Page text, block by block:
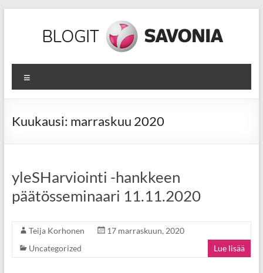
yleSHarviointi
–
2020
arviointia
Kuukausi: marraskuu 2020
yleSHarviointi -hankkeen
päätösseminaari 11.11.2020
Teija Korhonen
17 marraskuun, 2020
Uncategorized
Lue lisää